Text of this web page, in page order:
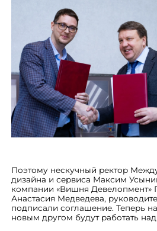
Поэтому нескучный ректор
дизайна и сервиса Максим
компании «Вишня Девелопмент»
Анастасия Медведева,
подписали соглашение. Теперь
новым другом будут работать